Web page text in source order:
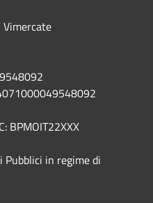
BPMOIT22XXX
in regime di